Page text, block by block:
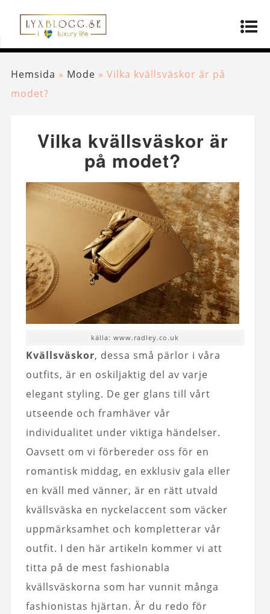
Hemsida » Mode » Vilka kvällsväskor är på
modet?
Vilka kvällsväskor är
på modet?
källa: www.radley.co.uk
Kvällsväskor, dessa små pärlor i våra
outfits, är en oskiljaktig del av varje
elegant styling. De ger glans till vårt
utseende och framhäver vår
individualitet under viktiga händelser.
Oavsett om vi förbereder oss för en
romantisk middag, en exklusiv gala eller
en kväll med vänner, är en rätt utvald
kvällsväska en nyckelaccent som väcker
uppmärksamhet och kompletterar vår
outfit. I den här artikeln kommer vi att
titta på de mest fashionabla
kvällsväskorna som har vunnit många
fashionistas hjärtan. Är du redo för